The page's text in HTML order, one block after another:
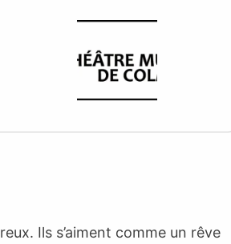
Ils s’aiment comme un rêve